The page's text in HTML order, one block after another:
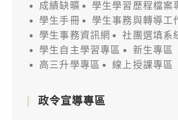
成績缺曠
學生學習歷程檔案
學生手冊
學生事務與轉導工
學生事務資訊網
社團選填系
學生自主學習專區
新生專區
高三升學專區
線上授課專區
政令宣導專區